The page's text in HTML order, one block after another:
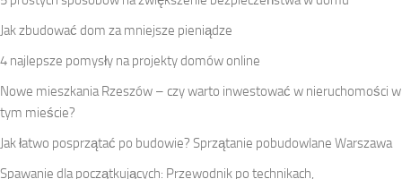
Jak zbudować dom za mniejsze pieniądze
4 najlepsze pomysły na projekty domów online
Nowe mieszkania Rzeszów – czy warto inwestować w nieruchomości w
tym mieście?
Jak łatwo posprzątać po budowie? Sprzątanie pobudowlane Warszawa
Spawanie dla początkujących: Przewodnik po technikach,